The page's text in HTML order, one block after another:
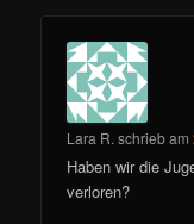
Lara R. schriebam
Haben wir die
verloren?